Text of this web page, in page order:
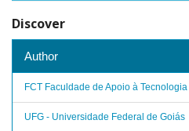
Discover
Author
FCT Faculdade de Apoio à Tecnologia
UFG - Universidade Federal de Goiás